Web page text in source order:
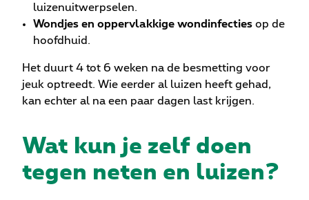
luizenuitwerpselen.
Wondjes en oppervlakkige wondinfecties op de
hoofdhuid.
Het duurt 4 tot 6 weken na de besmetting voor
jeuk optreedt. Wie eerder al luizen heeft gehad,
kan echter al na een paar dagen last krijgen.
Wat kun je zelf doen
tegen neten en luizen?